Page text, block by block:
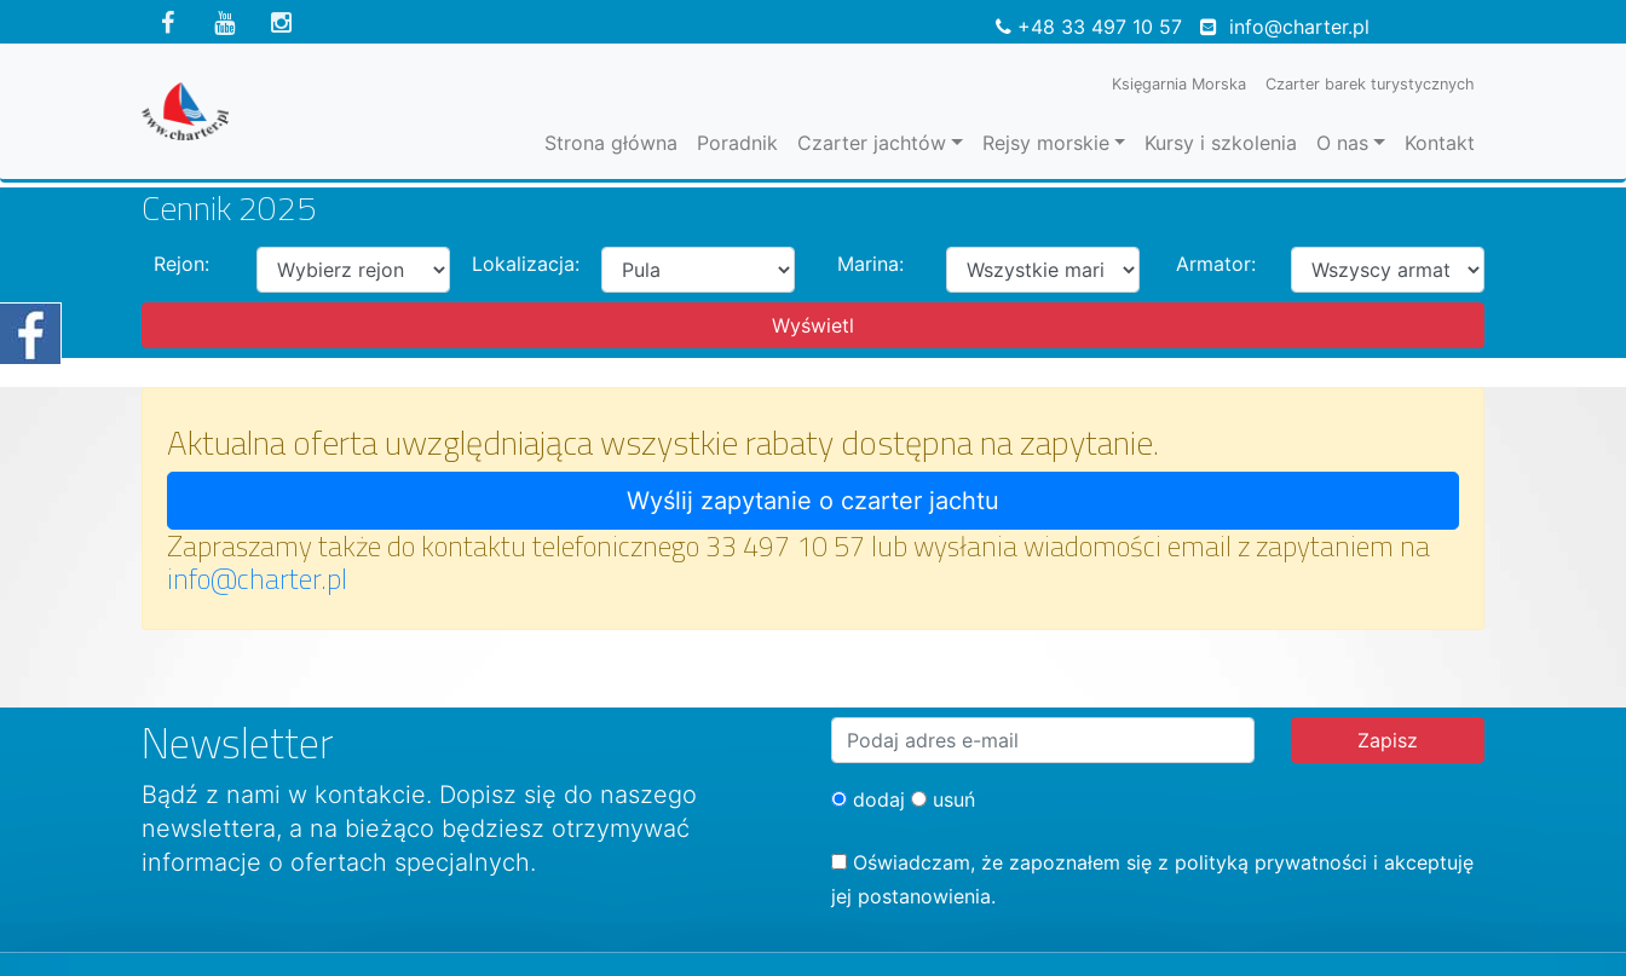
+48 33 497 10 57 info@charter.pl
Księgarnia Morska Czarter barek turystycznych
Strona główna Poradnik Czarter jachtów Rejsy morskie Kursy i szkolenia O nas Kontakt
Cennik 2025
Rejon: Lokalizacja: Marina: Armator:
Aktualna oferta uwzględniająca wszystkie rabaty dostępna na zapytanie.
Zapraszamy także do kontaktu telefonicznego 33 497 10 57 lub wysłania wiadomości email z zapytaniem na
info@charter.pl
Newsletter
Bądź z nami w kontakcie. Dopisz się do naszego
newslettera, a na bieżąco będziesz otrzymywać
informacje o ofertach specjalnych.
dodaj usuń
Oświadczam, że zapoznałem się z polityką prywatności i akceptuję
jej postanowienia.